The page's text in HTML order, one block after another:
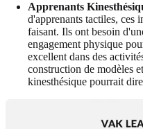
Apprenants
d'apprenants tactiles, ces
faisant. Ils ont besoin
engagement physique
excellent dans des
construction de modèles
kinesthésique pourrait